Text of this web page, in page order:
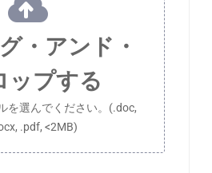
・アンド・
ップする
を選んでください。(.doc,
.pdf, <2MB)